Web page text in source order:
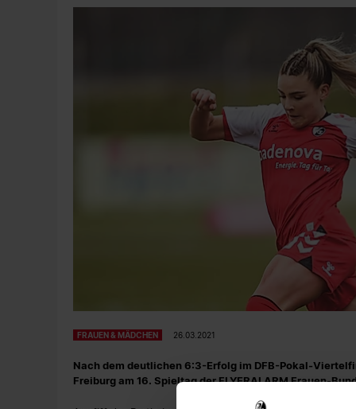
FRAUEN & MÄDCHEN 26.03.2021
Nach dem deutlichen 6:3-Erfolg im DFB-Pokal-
Freiburg am 16. Spieltag der FLYERALARM Frauen-